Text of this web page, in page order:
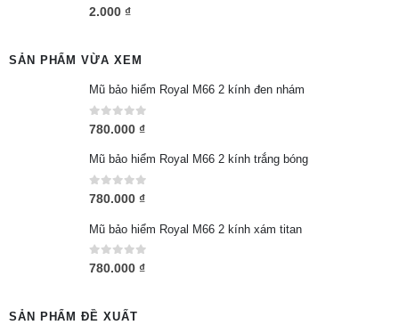
0 out of 5
2.000 ₫
SẢN PHẨM VỪA XEM
Mũ bảo hiểm Royal M66 2 kính đen nhám
0out of 5
780.000 ₫
Mũ bảo hiểm Royal M66 2 kính trắng bóng
0out of 5
780.000 ₫
Mũ bảo hiểm Royal M66 2 kính xám titan
0out of 5
780.000 ₫
SẢN PHẨM ĐỀ XUẤT